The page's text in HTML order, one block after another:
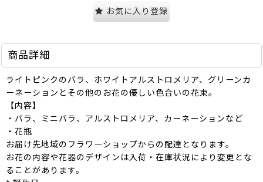
お気に入り登録
商品詳細
ライトピンクのバラ、ホワイトアルストロメリア、グリーンカ
ーネーションとその他のお花の優しい色合いの花束。
【内容】
・バラ、ミニバラ、アルストロメリア、カーネーションなど
・花瓶
お届け先地域のフラワーショップからの配達となります。
お花の内容や花器のデザインは入荷・在庫状況により変更とな
ることがあります。